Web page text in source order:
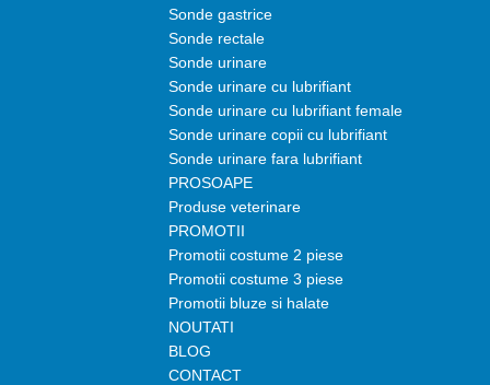
Sonde gastrice
Sonde rectale
Sonde urinare
Sonde urinare cu lubrifiant
Sonde urinare cu lubrifiant female
Sonde urinare copii cu lubrifiant
Sonde urinare fara lubrifiant
PROSOAPE
Produse veterinare
PROMOTII
Promotii costume 2 piese
Promotii costume 3 piese
Promotii bluze si halate
NOUTATI
BLOG
CONTACT